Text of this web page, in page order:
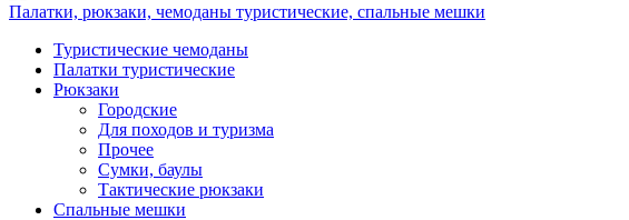
Палатки, рюкзаки, чемоданы туристические, спальные мешки
Туристические чемоданы
Палатки туристические
Рюкзаки
Городские
Для походов и туризма
Прочее
Сумки, баулы
Тактические рюкзаки
Спальные мешки